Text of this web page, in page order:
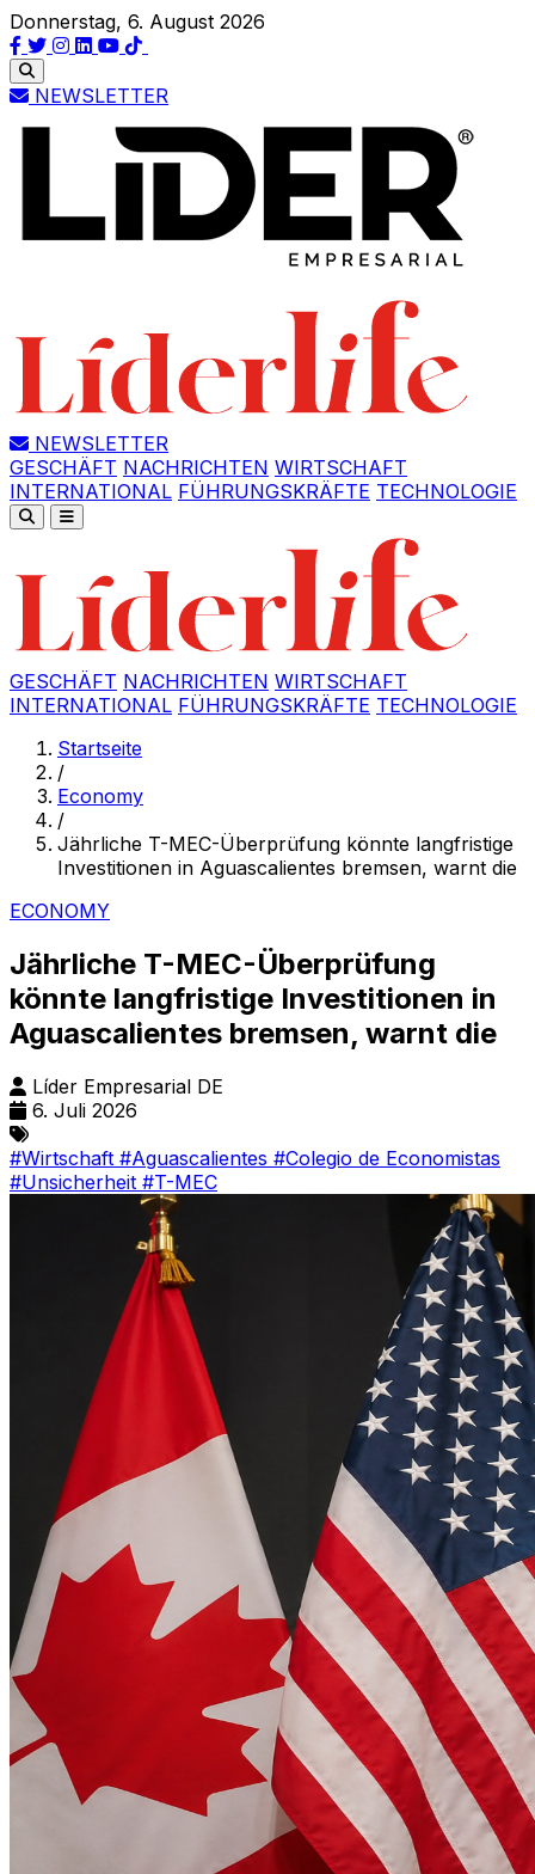
Donnerstag, 6. August 2026
NEWSLETTER
NEWSLETTER
GESCHÄFT NACHRICHTEN WIRTSCHAFT
INTERNATIONAL FÜHRUNGSKRÄFTE TECHNOLOGIE
GESCHÄFT NACHRICHTEN WIRTSCHAFT
INTERNATIONAL FÜHRUNGSKRÄFTE TECHNOLOGIE
Startseite
/
Economy
/
Jährliche T-MEC-Überprüfung könnte langfristige
Investitionen in Aguascalientes bremsen, warnt die
ECONOMY
Jährliche T-MEC-Überprüfung
könnte langfristige Investitionen in
Aguascalientes bremsen, warnt die
Líder Empresarial DE
6. Juli 2026
#Wirtschaft #Aguascalientes #Colegio de Economistas
#Unsicherheit #T-MEC